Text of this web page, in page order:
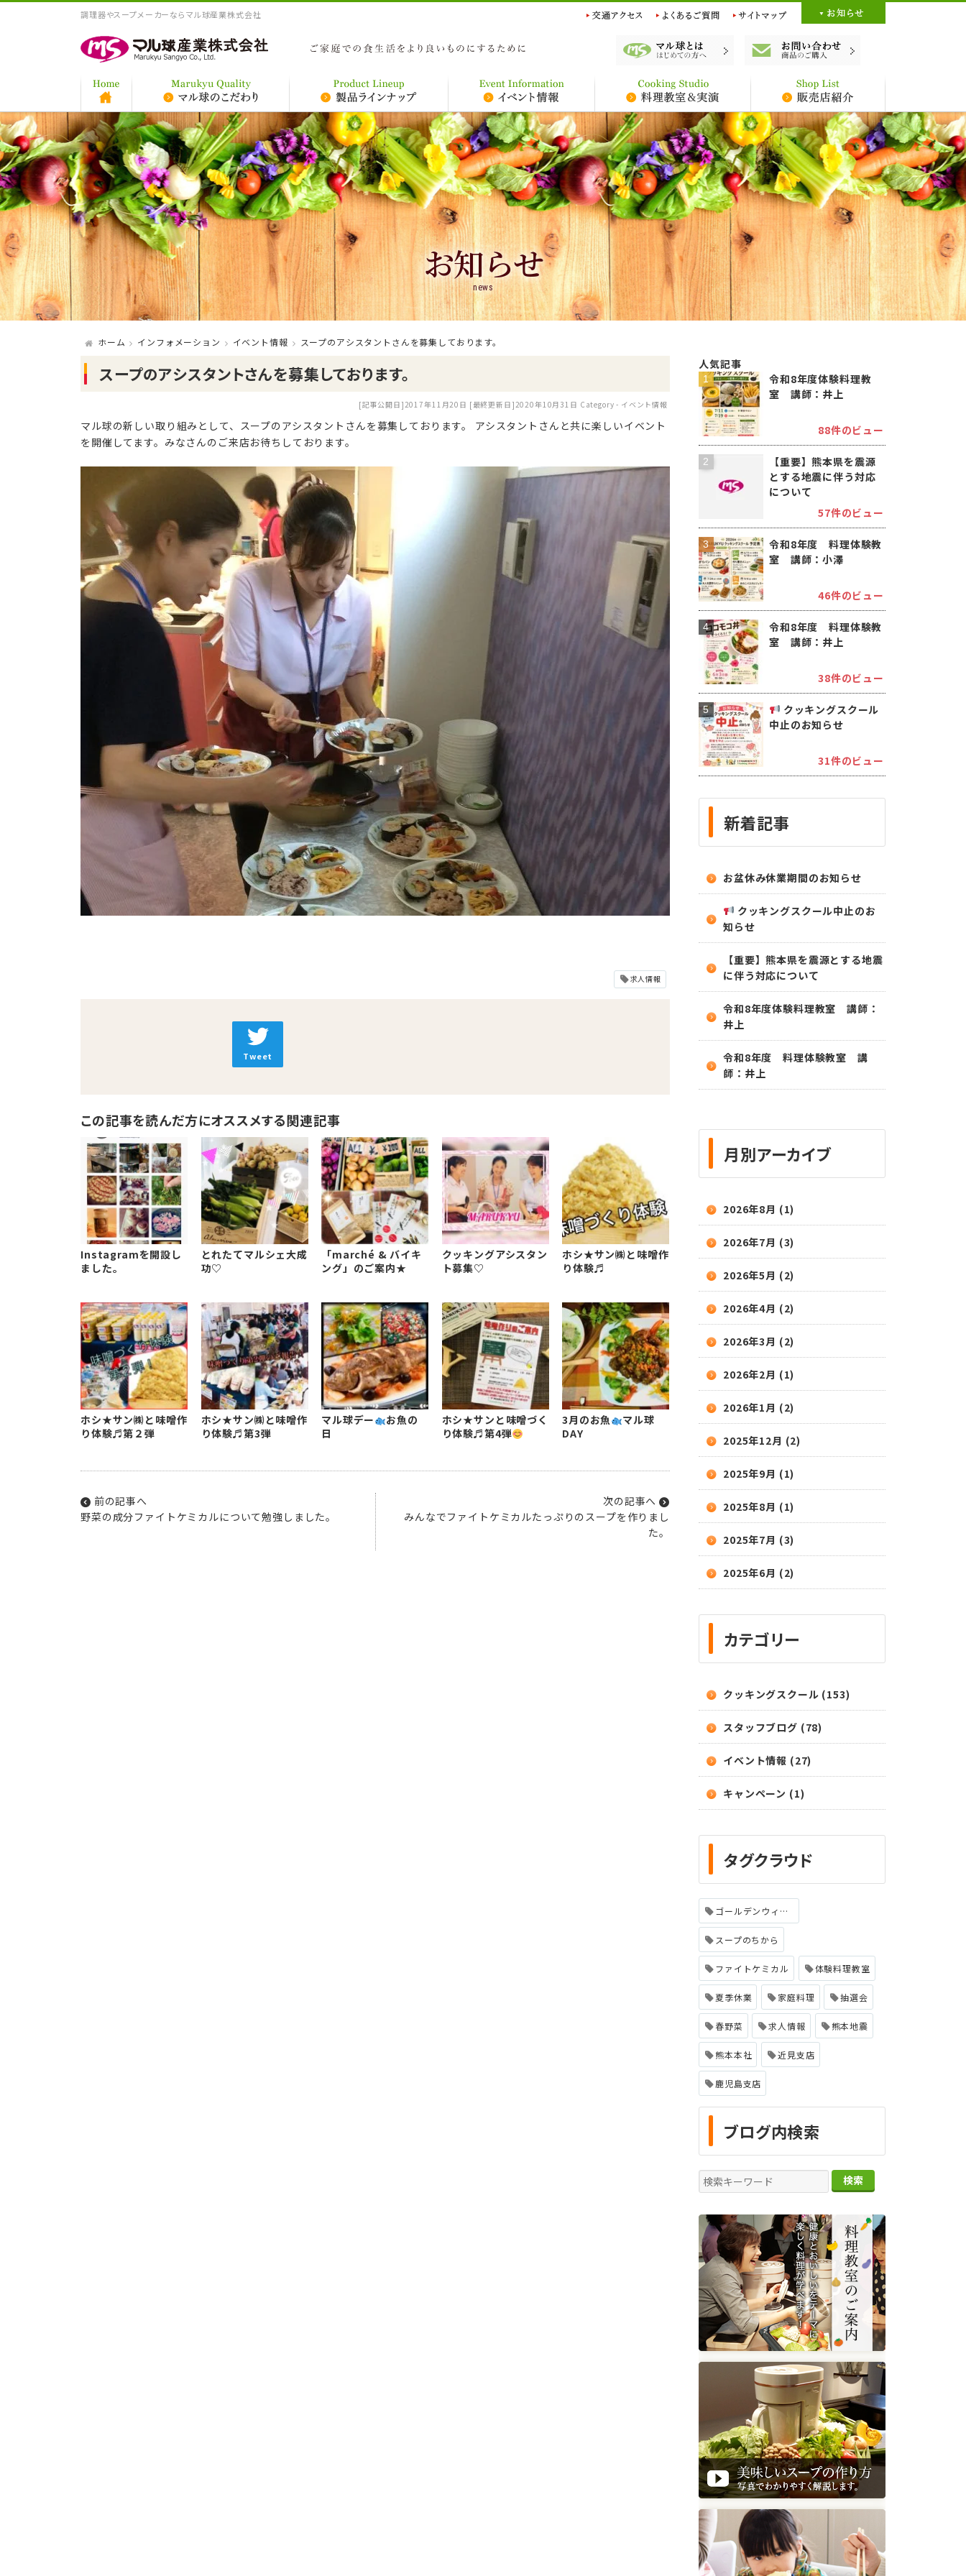
調理器やスープメーカーならマル球産業株式会社
お知らせ
news
ホーム インフォメーション イベント情報 スープのアシスタントさんを募集しております。
スープのアシスタントさんを募集しております。
[記事公開日]2017年11月20日 [最終更新日]2020年10月31日 Category - イベント情報
マル球の新しい取り組みとして、スープのアシスタントさんを募集しております。 アシスタントさんと共に楽しいイベント
を開催してます。みなさんのご来店お待ちしております。
求人情報
Tweet
この記事を読んだ方にオススメする関連記事
Instagramを開設し
ました。
とれたてマルシェ大成
功♡
「marché & バイキ
ング」のご案内★
クッキングアシスタン
ト募集♡
ホシ★サン㈱と味噌作
り体験♬
ホシ★サン㈱と味噌作
り体験♬第２弾
ホシ★サン㈱と味噌作
り体験♬第3弾
マル球デー
お魚の
日
ホシ★サンと味噌づく
り体験♬第4弾
3月のお魚
マル球
DAY
前の記事へ
野菜の成分ファイトケミカルについて勉強しました。
次の記事へ
みんなでファイトケミカルたっぷりのスープを作りまし
た。
人気記事
令和8年度体験料理教
室 講師：井上
88件のビュー
【重要】熊本県を震源
とする地震に伴う対応
について
57件のビュー
令和8年度 料理体験教
室 講師：小澤
46件のビュー
令和8年度 料理体験教
室 講師：井上
38件のビュー
クッキングスクール
中止のお知らせ
31件のビュー
新着記事
お盆休み休業期間のお知らせ
クッキングスクール中止のお
知らせ
【重要】熊本県を震源とする地震
に伴う対応について
令和8年度体験料理教室 講師：
井上
令和8年度 料理体験教室 講
師：井上
月別アーカイブ
2026年8月 (1)
2026年7月 (3)
2026年5月 (2)
2026年4月 (2)
2026年3月 (2)
2026年2月 (1)
2026年1月 (2)
2025年12月 (2)
2025年9月 (1)
2025年8月 (1)
2025年7月 (3)
2025年6月 (2)
カテゴリー
クッキングスクール (153)
スタッフブログ (78)
イベント情報 (27)
キャンペーン (1)
タグクラウド
ゴールデンウィーク
スープのちから
ファイトケミカル 体験料理教室
夏季休業 家庭料理 抽選会
春野菜 求人情報 熊本地震
熊本本社 近見支店
鹿児島支店
ブログ内検索